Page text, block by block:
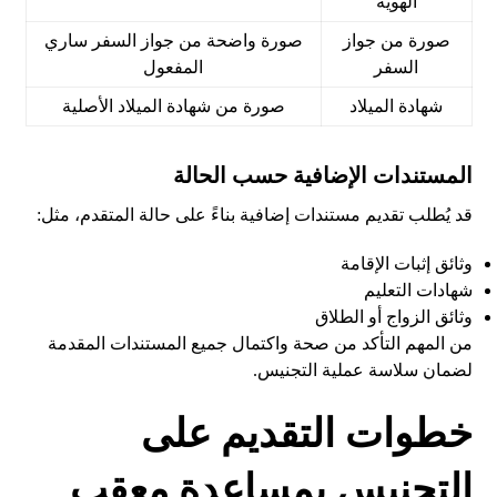
صورة من جواز
السفر
صورة واضحة من جواز السفر ساري
المفعول
شهادة الميلاد صورة من شهادة الميلاد الأصلية
المستندات الإضافية حسب الحالة
قد يُطلب تقديم مستندات إضافية بناءً على حالة المتقدم، مثل:
وثائق إثبات الإقامة
شهادات التعليم
وثائق الزواج أو الطلاق
من المهم التأكد من صحة واكتمال جميع المستندات المقدمة
لضمان سلاسة عملية التجنيس.
خطوات التقديم على